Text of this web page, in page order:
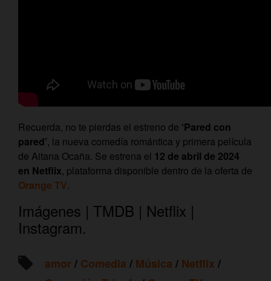
Recuerda, no te pierdas el estreno de ‘Pared con
pared’, la nueva comedía romántica y primera película
de Aitana Ocaña. Se estrena el 12 de abril de 2024
en Netflix, plataforma disponible dentro de la oferta de
Orange TV.
Imágenes | TMDB | Netflix |
Instagram.
amor/ Comedia / Música / Netflix /